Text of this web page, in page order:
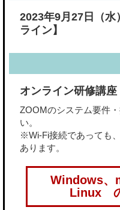
2023年9月27日（
ライン】
オンライン研修講座
ZOOMのシステム要件
い。
※Wi-Fi接続であっても
あります。
Windows、
Linux